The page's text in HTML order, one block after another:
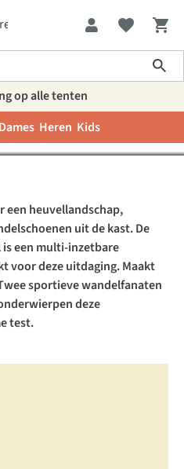
op alle tenten
Dames Heren Kids
Power
2.0
een heuvellandschap,
uit de kast. De
is een multi-inzetbare
voor deze uitdaging. Maakt
sportieve wandelfanaten
deze
test.